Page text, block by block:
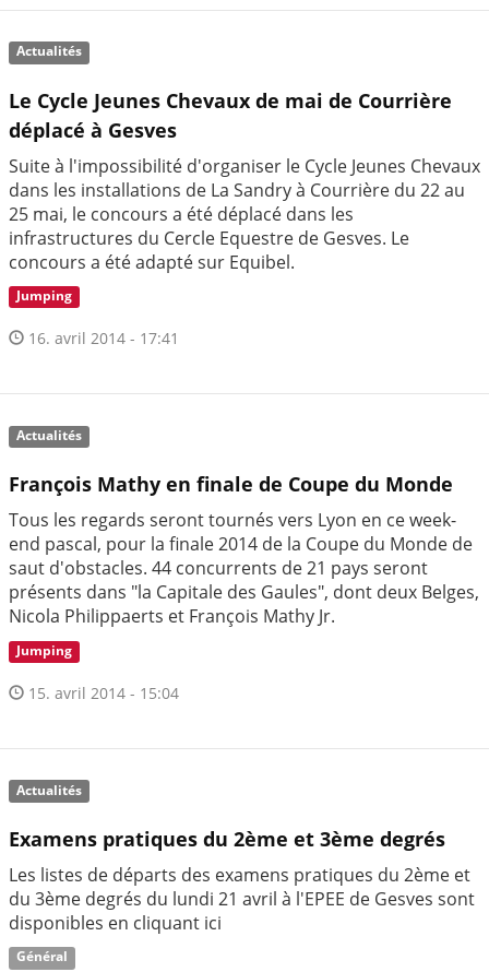
Actualités
Le Cycle Jeunes Chevaux de mai de Courrière
déplacé à Gesves
Suite à l'impossibilité d'organiser le Cycle Jeunes Chevaux
dans les installations de La Sandry à Courrière du 22 au
25 mai, le concours a été déplacé dans les
infrastructures du Cercle Equestre de Gesves. Le
concours a été adapté sur Equibel.
Jumping
16. avril 2014 - 17:41
Actualités
François Mathy en finale de Coupe du Monde
Tous les regards seront tournés vers Lyon en ce week-
end pascal, pour la finale 2014 de la Coupe du Monde de
saut d'obstacles. 44 concurrents de 21 pays seront
présents dans "la Capitale des Gaules", dont deux Belges,
Nicola Philippaerts et François Mathy Jr.
Jumping
15. avril 2014 - 15:04
Actualités
Examens pratiques du 2ème et 3ème degrés
Les listes de départs des examens pratiques du 2ème et
du 3ème degrés du lundi 21 avril à l'EPEE de Gesves sont
disponibles en cliquant ici
Général